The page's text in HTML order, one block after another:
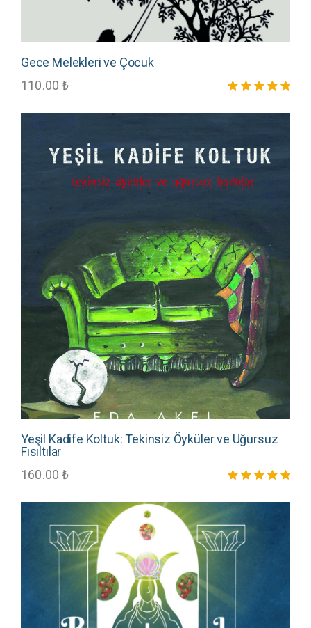
Gece Melekleri ve Çocuk
110.00₺
5.00
Yeşil Kadife Koltuk: Tekinsiz Öyküler ve Uğursuz
Fısıltılar
160.00₺
5.00